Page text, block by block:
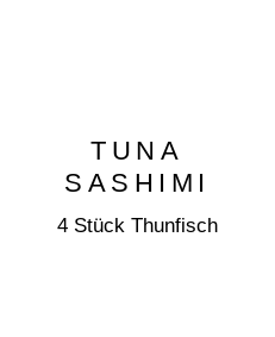
TUNA
SASHIMI
4 Stück Thunfisch